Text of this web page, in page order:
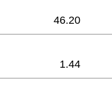
46.20
1.44